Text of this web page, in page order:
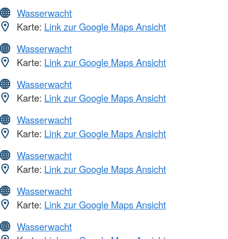
Wasserwacht
Karte: Link zur Google Maps Ansicht
Wasserwacht
Karte: Link zur Google Maps Ansicht
Wasserwacht
Karte: Link zur Google Maps Ansicht
Wasserwacht
Karte: Link zur Google Maps Ansicht
Wasserwacht
Karte: Link zur Google Maps Ansicht
Wasserwacht
Karte: Link zur Google Maps Ansicht
Wasserwacht